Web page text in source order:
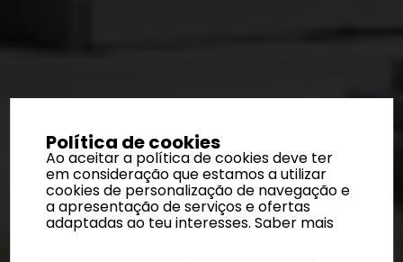
Política de cookies
Ao aceitar a política de cookies deve ter
em consideração que estamos a utilizar
cookies de personalização de navegação e
a apresentação de serviços e ofertas
adaptadas ao teu interesses.Saber mais